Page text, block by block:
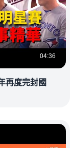
04:36
再度完封國